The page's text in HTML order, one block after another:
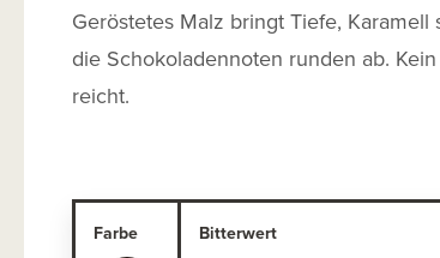
Geröstetes Malz bringt Tiefe, Karamell
die Schokoladennoten runden ab.
reicht.
Farbe Bitterwert